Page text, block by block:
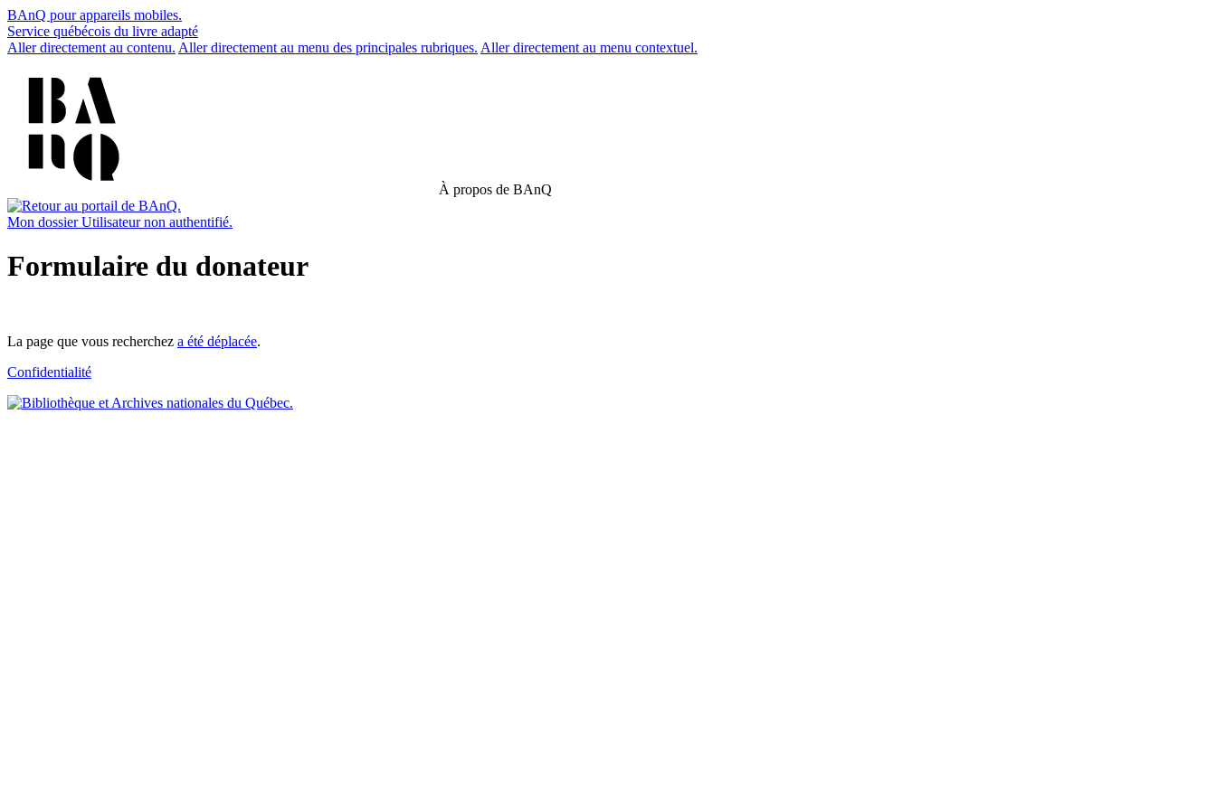
BAnQ pour appareils mobiles.
Service québécois du livre adapté
Aller directement au contenu. Aller directement au menu des principales rubriques. Aller directement au menu contextuel.
À propos de BAnQ
Mon dossier Utilisateur non authentifié.
Formulaire du donateur
La page que vous recherchez a été déplacée.
Confidentialité